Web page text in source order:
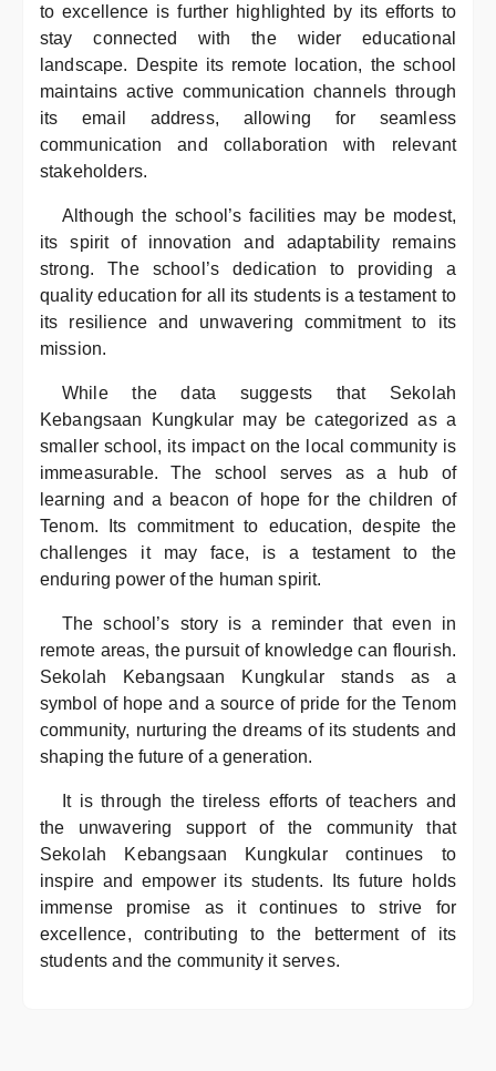
to excellence is further highlighted by its efforts to
stay connected with the wider educational
landscape. Despite its remote location, the school
maintains active communication channels through
its email address, allowing for seamless
communication and collaboration with relevant
stakeholders.
Although the school’s facilities may be modest,
its spirit of innovation and adaptability remains
strong. The school’s dedication to providing a
quality education for all its students is a testament to
its resilience and unwavering commitment to its
mission.
While the data suggests that Sekolah
Kebangsaan Kungkular may be categorized as a
smaller school, its impact on the local community is
immeasurable. The school serves as a hub of
learning and a beacon of hope for the children of
Tenom. Its commitment to education, despite the
challenges it may face, is a testament to the
enduring power of the human spirit.
The school’s story is a reminder that even in
remote areas, the pursuit of knowledge can flourish.
Sekolah Kebangsaan Kungkular stands as a
symbol of hope and a source of pride for the Tenom
community, nurturing the dreams of its students and
shaping the future of a generation.
It is through the tireless efforts of teachers and
the unwavering support of the community that
Sekolah Kebangsaan Kungkular continues to
inspire and empower its students. Its future holds
immense promise as it continues to strive for
excellence, contributing to the betterment of its
students and the community it serves.